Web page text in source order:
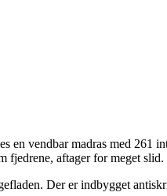
vendbar madras med 261
fjedrene, aftager for meget slid.
Der er indbygget